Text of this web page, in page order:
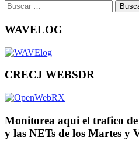
Buscar:
WAVELOG
CRECJ WEBSDR
Monitorea aqui el trafico
y las NETs de los Martes y